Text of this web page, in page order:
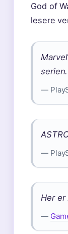
God of
lesere
serien.
—
—
Her
—